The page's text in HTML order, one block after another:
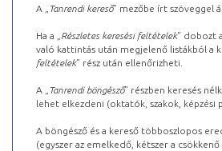
A „ Tanrendi kereső” mezőbe írt szöveggel
Ha a „ Részletes keresési feltételek” dobozt
való kattintás után megjelenő listákból a
feltételek” rész után ellenőrizheti.
A „ Tanrendi böngésző” részben keresés
lehet elkezdeni (oktatók, szakok, képzési
A böngésző és a kereső többoszlopos
(egyszer az emelkedő, kétszer a